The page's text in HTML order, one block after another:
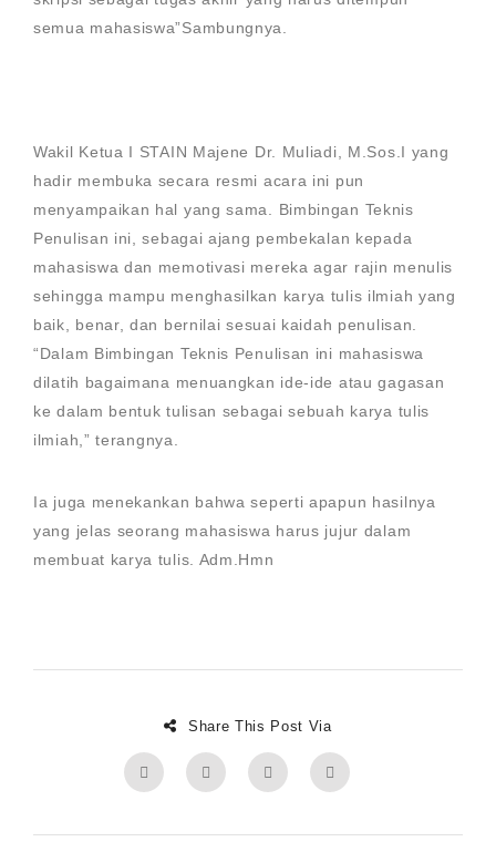
semua mahasiswa”Sambungnya.
Wakil Ketua I STAIN Majene Dr. Muliadi, M.Sos.I yang
hadir membuka secara resmi acara ini pun
menyampaikan hal yang sama. Bimbingan Teknis
Penulisan ini, sebagai ajang pembekalan kepada
mahasiswa dan memotivasi mereka agar rajin menulis
sehingga mampu menghasilkan karya tulis ilmiah yang
baik, benar, dan bernilai sesuai kaidah penulisan.
“Dalam Bimbingan Teknis Penulisan ini mahasiswa
dilatih bagaimana menuangkan ide-ide atau gagasan
ke dalam bentuk tulisan sebagai sebuah karya tulis
ilmiah,” terangnya.
Ia juga menekankan bahwa seperti apapun hasilnya
yang jelas seorang mahasiswa harus jujur dalam
membuat karya tulis. Adm.Hmn
Share This Post Via